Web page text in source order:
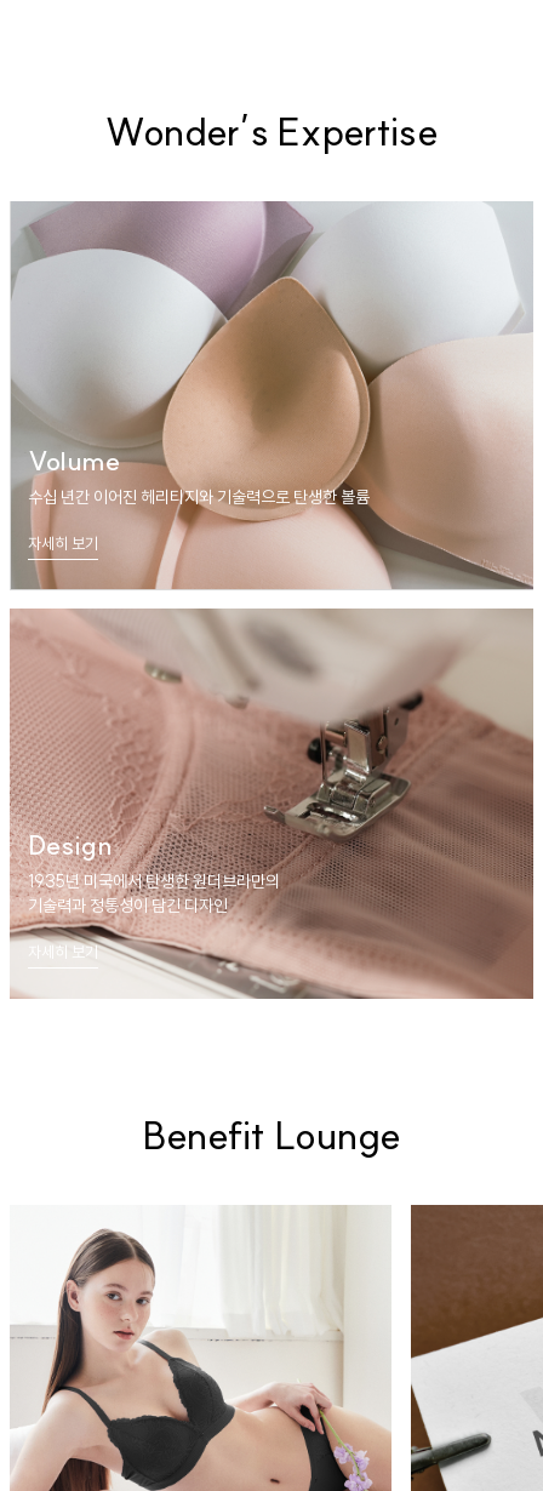
Wonder’s Expertise
Volume
수십 년간 이어진 헤리티지와 기술력으로 탄생한 볼륨
자세히 보기
Design
1935년 미국에서 탄생한 원더브라만의
기술력과 정통성이 담긴 디자인
자세히 보기
Benefit Lounge